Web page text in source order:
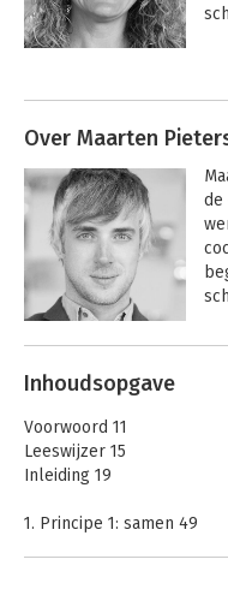
Over Maarten
de
Inhoudsopgave
Voorwoord 11
Leeswijzer 15
Inleiding 19
1. Principe 1: samen 49